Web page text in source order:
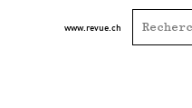
www.revue.ch